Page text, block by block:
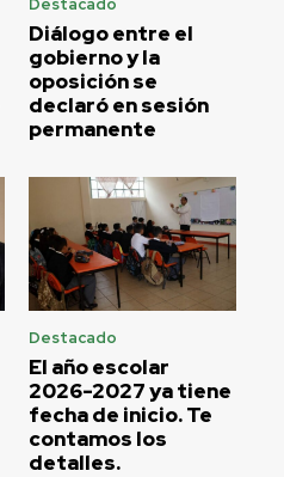
Destacado
Diálogo entre el
gobierno y la
oposición se
declaró en sesión
permanente
Destacado
El año escolar
2026-2027 ya tiene
fecha de inicio. Te
contamos los
detalles.